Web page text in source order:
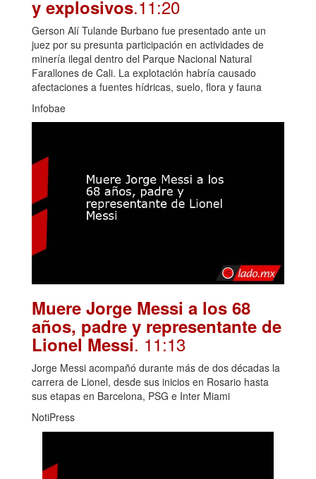
y explosivos.11:20
Gerson Alí Tulande Burbano fue presentado ante un
juez por su presunta participación en actividades de
minería ilegal dentro del Parque Nacional Natural
Farallones de Cali. La explotación habría causado
afectaciones a fuentes hídricas, suelo, flora y fauna
Infobae
Muere Jorge Messi a los 68
años, padre y representante de
Lionel Messi. 11:13
Jorge Messi acompañó durante más de dos décadas la
carrera de Lionel, desde sus inicios en Rosario hasta
sus etapas en Barcelona, PSG e Inter Miami
NotiPress